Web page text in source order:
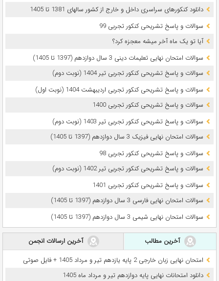
دانلود کنکورهای سراسری داخل و خارج از کشور سالهای 1381 تا 1405
سوالات و پاسخ تشریحی کنکور تجربی 99
آیا تو یک ماه آخر میشه معجزه کرد؟
سوالات امتحان نهایی تعلیمات دینی 3 سال دوازدهم (1397 تا 1405)
سوالات و پاسخ تشریحی کنکور تجربی تیر 1404 (نوبت دوم)
سوالات و پاسخ تشریحی کنکور تجربی اردیبهشت 1404 (نوبت اول)
سوالات و پاسخ تشریحی کنکور تجربی 1400
سوالات و پاسخ تشریحی کنکور تجربی تیر 1403 (نوبت دوم)
سوالات امتحان نهایی فیزیک 3 سال دوازدهم (1397 تا 1405)
سوالات و پاسخ تشریحی کنکور تجربی 98
سوالات و پاسخ تشریحی کنکور تجربی تیر 1402 (نوبت دوم)
سوالات و پاسخ تشریحی کنکور تجربی 1401
سوالات امتحان نهایی فارسی 3 سال دوازدهم (1397 تا 1405)
سوالات امتحان نهایی شیمی 3 سال دوازدهم (1397 تا 1405)
آخرین مطالب
آخرین ارسالات انجمن
امتحان نهایی زبان خارجی 2 پایه یازدهم تیر و مرداد 1405 + فایل صوتی
دانلود امتحانات نهایی پایه دوازدهم تیر و مرداد ماه 1405